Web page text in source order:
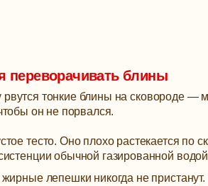
переворачивать блины
тонкие блины на сковороде —
он не порвался.
тесто. Оно плохо растекается по
обычной газированной
лепешки никогда не